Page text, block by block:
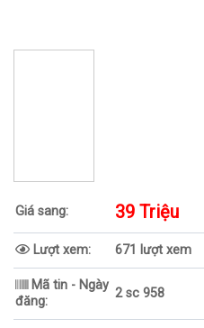
Giá sang: 39 Triệu
Lượt xem: 671 lượt xem
Mã tin - Ngày
đăng:
2 sc 958